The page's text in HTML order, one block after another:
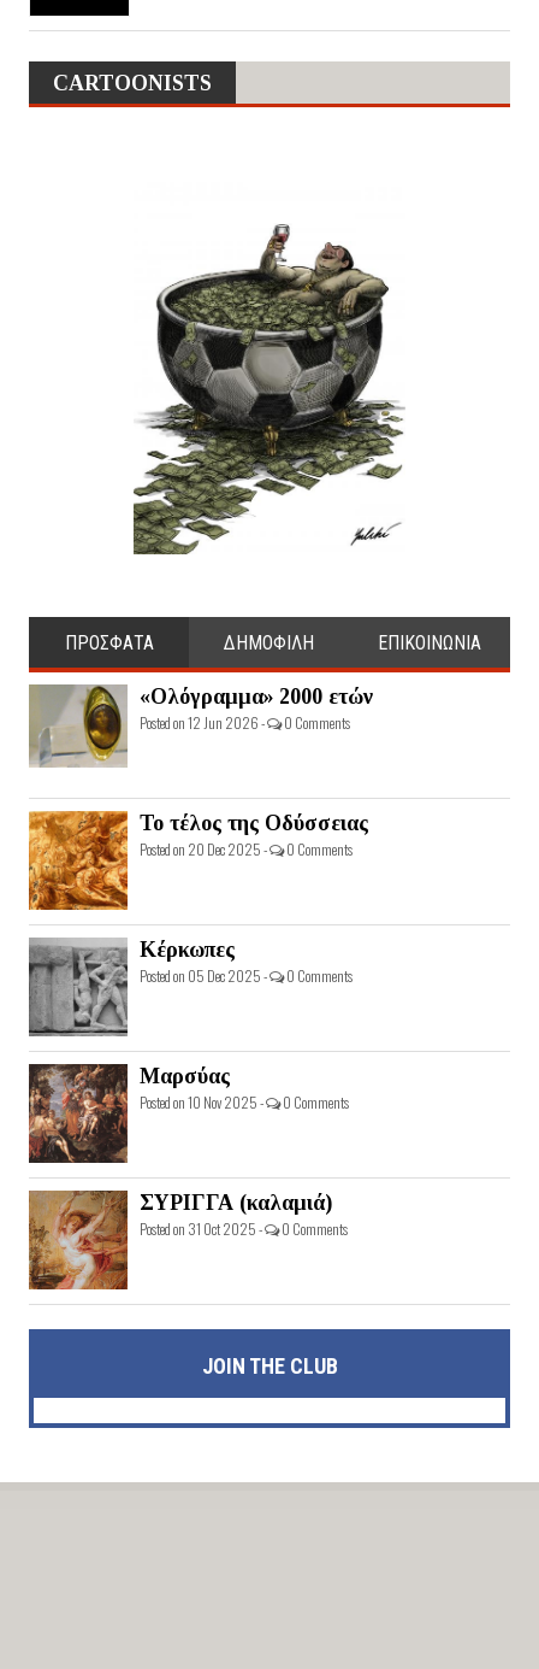
CARTOONISTS
ΠΡΟΣΦΑΤΑ ΔΗΜΟΦΙΛΗ ΕΠΙΚΟΙΝΩΝΙΑ
«Ολόγραμμα» 2000 ετών
Posted on 12 Jun 2026 - 0 Comments
Το τέλος της Οδύσσειας
Posted on 20 Dec 2025 - 0 Comments
Κέρκωπες
Posted on 05 Dec 2025 - 0 Comments
Μαρσύας
Posted on 10 Nov 2025 - 0 Comments
ΣΥΡΙΓΓΑ (καλαμιά)
Posted on 31 Oct 2025 - 0 Comments
JOIN THE CLUB